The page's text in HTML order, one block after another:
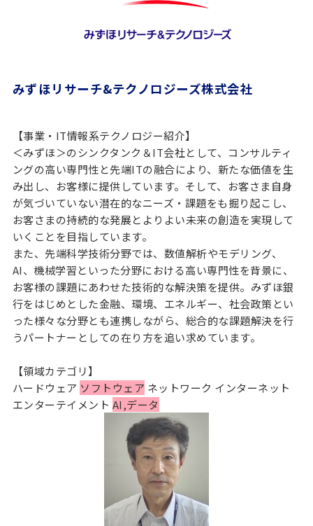
みずほリサーチ&テクノロジーズ株式会社
【事業・IT情報系テクノロジー紹介】
＜みずほ＞のシンクタンク＆IT会社として、コンサルティ
ングの高い専門性と先端ITの融合により、新たな価値を生
み出し、お客様に提供しています。そして、お客さま自身
が気づいていない潜在的なニーズ・課題をも掘り起こし、
お客さまの持続的な発展とよりよい未来の創造を実現して
いくことを目指しています。
また、先端科学技術分野では、数値解析やモデリング、
AI、機械学習といった分野における高い専門性を背景に、
お客様の課題にあわせた技術的な解決策を提供。みずほ銀
行をはじめとした金融、環境、エネルギー、社会政策とい
った様々な分野とも連携しながら、総合的な課題解決を行
うパートナーとしての在り方を追い求めています。
【領域カテゴリ】
ハードウェア ソフトウェア ネットワーク インターネット
エンターテイメント AI,データ